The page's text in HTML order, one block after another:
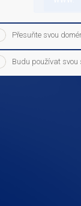
Přesuňte svou
Budu používat